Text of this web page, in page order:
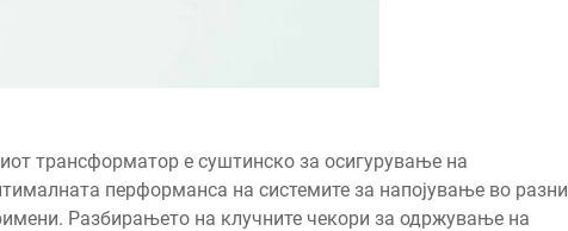
трансформатор е суштинско за осигурување на
перформанса на системите за напојување во разни
Разбирањето на клучните чекори за одржување на